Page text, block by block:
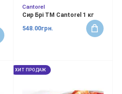
Cantorel
Сир Брі ТМ Cantorel 1 кг
548.00грн.
ХИТ ПРОДАЖ